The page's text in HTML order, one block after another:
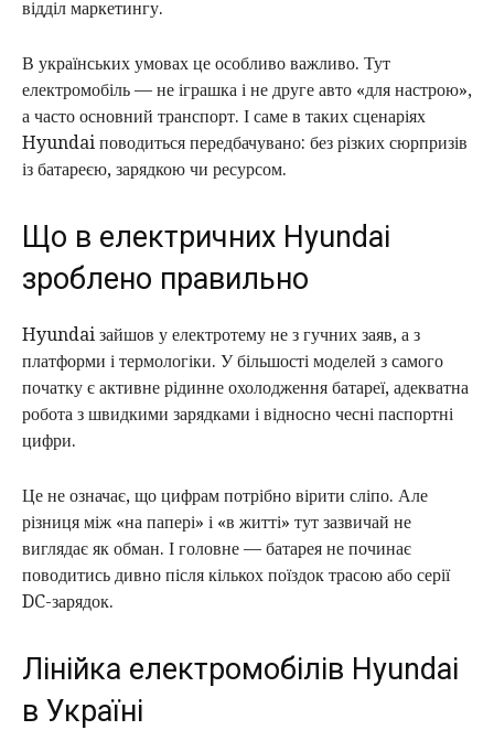
5. Hyundai Ioniq 5
7. Реальний запас ходу: без прикрас
8. Зарядка і ресурс батареї
9. Скільки коштує електричний Hyundai в Україні
11. Підсумок
відділ маркетингу.
В українських умовах це особливо важливо. Тут
електромобіль — не іграшка і не друге авто «для настрою»,
а часто основний транспорт. І саме в таких сценаріях
Hyundai поводиться передбачувано: без різких сюрпризів
із батареєю, зарядкою чи ресурсом.
Що в електричних Hyundai
зроблено правильно
Hyundai зайшов у електротему не з гучних заяв, а з
платформи і термологіки. У більшості моделей з самого
початку є активне рідинне охолодження батареї, адекватна
робота з швидкими зарядками і відносно чесні паспортні
цифри.
Це не означає, що цифрам потрібно вірити сліпо. Але
різниця між «на папері» і «в житті» тут зазвичай не
виглядає як обман. І головне — батарея не починає
поводитись дивно після кількох поїздок трасою або серії
DC-зарядок.
Лінійка електромобілів Hyundai
в Україні